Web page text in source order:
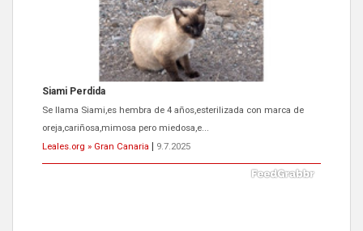
Siami Perdida
Se llama Siami,es hembra de 4 años,esterilizada con marca de
oreja,cariñosa,mimosa pero miedosa,e...
Leales.org » Gran Canaria
9.7.2025